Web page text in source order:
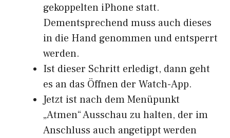
gekoppelten iPhone statt.
Dementsprechend muss auch dieses
in die Hand genommen und entsperrt
werden.
Ist dieser Schritt erledigt, dann geht
es an das Öffnen der Watch-App.
Jetzt ist nach dem Menüpunkt
„Atmen“ Ausschau zu halten, der im
Anschluss auch angetippt werden